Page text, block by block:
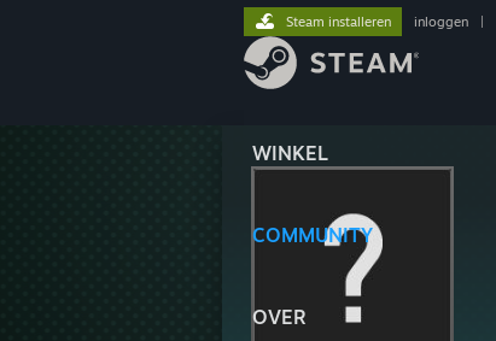
WINKEL
COMMUNITY
OVER
Steam installeren inloggen